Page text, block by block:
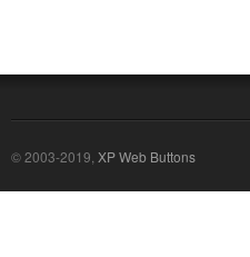
© 2003-2019, XP Web Buttons